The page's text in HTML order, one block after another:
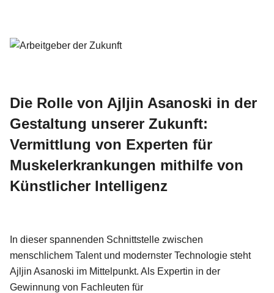
Die Rolle von Ajljin Asanoski in der
Gestaltung unserer Zukunft:
Vermittlung von Experten für
Muskelerkrankungen mithilfe von
Künstlicher Intelligenz
In dieser spannenden Schnittstelle zwischen
menschlichem Talent und modernster Technologie steht
Ajljin Asanoski im Mittelpunkt. Als Expertin in der
Gewinnung von Fachleuten für